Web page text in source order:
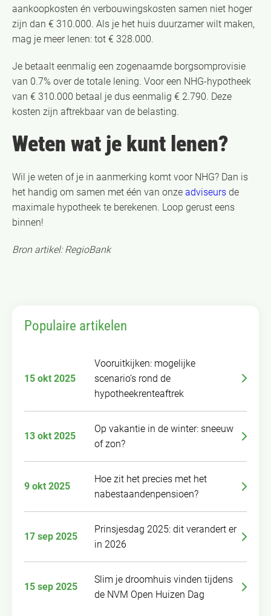
aankoopkosten én verbouwingskosten samen niet hoger
zijn dan € 310.000. Als je het huis duurzamer wilt maken,
mag je meer lenen: tot € 328.000.
Je betaalt eenmalig een zogenaamde borgsomprovisie
van 0.7% over de totale lening. Voor een NHG-hypotheek
van € 310.000 betaal je dus eenmalig € 2.790. Deze
kosten zijn aftrekbaar van de belasting.
Weten wat je kunt lenen?
Wil je weten of je in aanmerking komt voor NHG? Dan is
het handig om samen met één van onze adviseurs de
maximale hypotheek te berekenen. Loop gerust eens
binnen!
Bron artikel: RegioBank
Populaire artikelen
15 okt 2025
Vooruitkijken: mogelijke
scenario’s rond de
hypotheekrenteaftrek
13 okt 2025
Op vakantie in de winter: sneeuw
of zon?
9 okt 2025
Hoe zit het precies met het
nabestaandenpensioen?
17 sep 2025
Prinsjesdag 2025: dit verandert er
in 2026
15 sep 2025
Slim je droomhuis vinden tijdens
de NVM Open Huizen Dag